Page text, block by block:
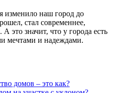
изменило наш город до
стал современнее,
это значит, что у города есть
мечтами и надеждами.
домов – это как?